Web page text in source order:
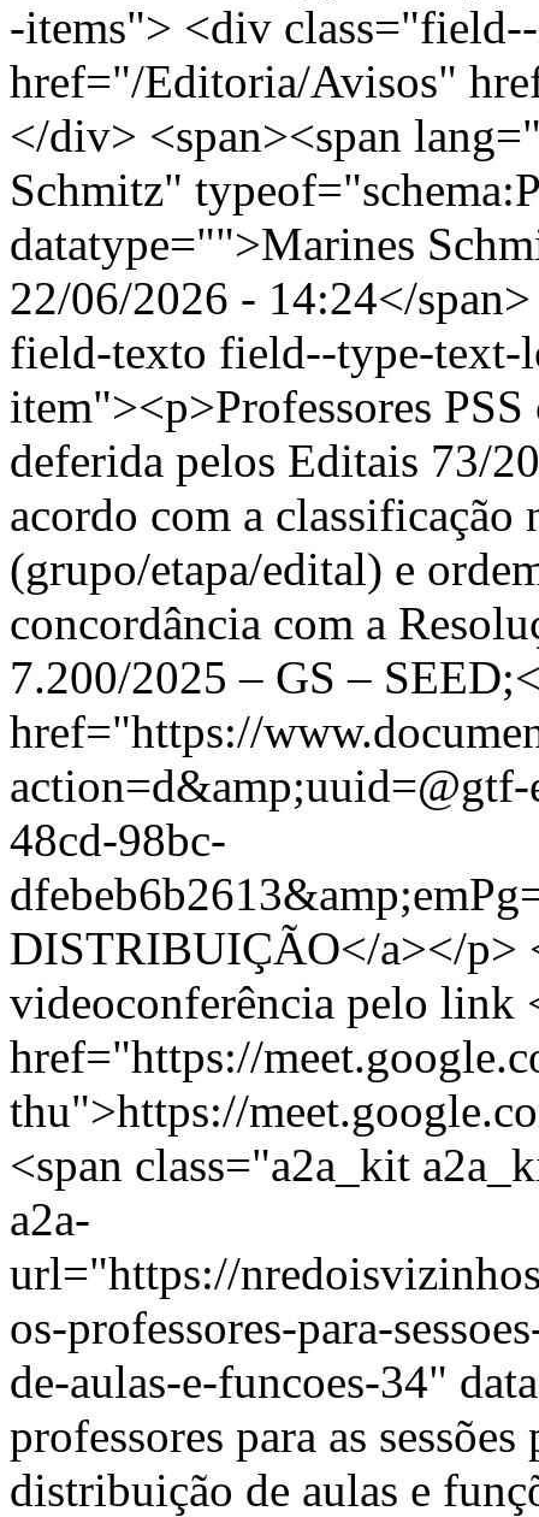
-items"> <div
href="/Editoria/Avisos"
</div> <span><span
Schmitz"
datatype="">Marines
22/06/2026 - 14:24</
field-texto field--type-
item"><p>Professores
deferida pelos Editais 73/
acordo com a classificação
(grupo/etapa/edital) e
concordância com a
7.200/2025 – GS –
href="https://
action=d&amp;uuid=@gtf-
48cd-98bc-
DISTRIBUIÇÃO</a></p>
videoconferência pelo link
href="https://
thu">https://
<span class="a2a_kit
a2a-
url="https://
os-professores-para-
de-aulas-e-funcoes-34"
professores para as
distribuição de aulas e